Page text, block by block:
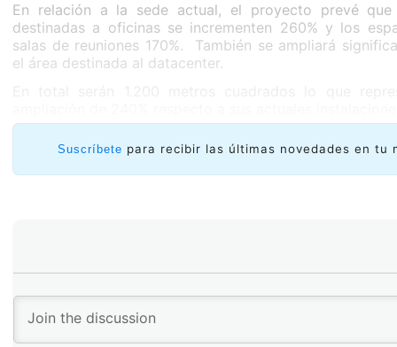
En relación a la sede actual, el proyecto prevé que
destinadas a oficinas se incrementen 260% y los
salas de reuniones 170%. También se ampliará
el área destinada al datacenter.
Suscríbete para recibir las últimas novedades en tu